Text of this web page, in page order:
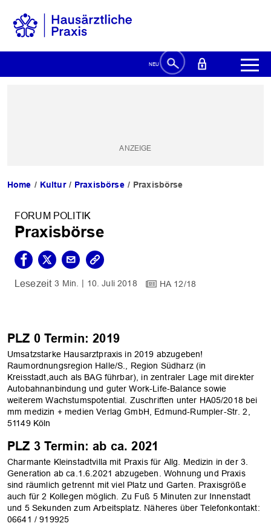
Home Kultur Praxisbörse Praxisbörse
FORUM POLITIK
Praxisbörse
3 Min. 10. Juli 2018 HA 12/18
PLZ 0 Termin: 2019
Umsatzstarke Hausarztpraxis in 2019 abzugeben!
Raumordnungsregion Halle/S., Region Südharz (in
Kreisstadt,auch als BAG führbar), in zentraler Lage mit direkter
Autobahnanbindung und guter Work-Life-Balance sowie
weiterem Wachstumspotential. Zuschriften unter HA05/2018 bei
mm medizin + medien Verlag GmbH, Edmund-Rumpler-Str. 2,
51149 Köln
PLZ 3 Termin: ab ca. 2021
Charmante Kleinstadtvilla mit Praxis für Allg. Medizin in der 3.
Generation ab ca.1.6.2021 abzugeben. Wohnung und Praxis
sind räumlich getrennt mit viel Platz und Garten. Praxisgröße
auch für 2 Kollegen möglich. Zu Fuß 5 Minuten zur Innenstadt
und 5 Sekunden zum Arbeitsplatz. Näheres über Telefonkontakt:
06641 / 919925